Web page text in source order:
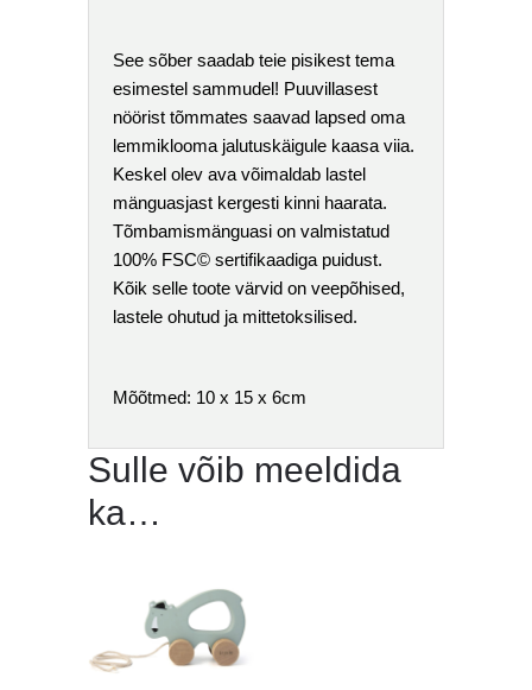
See sõber saadab teie pisikest tema
esimestel sammudel! Puuvillasest
nöörist tõmmates saavad lapsed oma
lemmiklooma jalutuskäigule kaasa viia.
Keskel olev ava võimaldab lastel
mänguasjast kergesti kinni haarata.
Tõmbamismänguasi on valmistatud
100% FSC© sertifikaadiga puidust.
Kõik selle toote värvid on veepõhised,
lastele ohutud ja mittetoksilised.
Mõõtmed: 10 x 15 x 6cm
Sulle võib meeldida
ka…